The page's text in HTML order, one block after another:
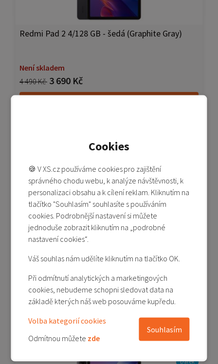
Cookies
🍪 V XS.cz používáme cookies pro zajištění
správného chodu webu, k analýze návštěvnosti, k
personalizaci obsahu a k cílení reklam. Kliknutím na
tlačítko "Souhlasím" souhlasíte s používáním
cookies. Podrobnější nastavení si můžete
jednoduše zobrazit kliknutím na „podrobné
nastavení cookies“.
Váš souhlas nám udělíte kliknutím na tlačítko OK.
Při odmítnutí analytických a marketingových
cookies, nebudeme schopni sledovat data na
základě kterých náš web posouváme kupředu.
Volba kategorií cookies
Odmítnou můžete zde
Souhlasím
Redmi Pad 2 4/128 GB - šedá (Graphite Gray)
Není skladem
4 490 Kč 3 690 Kč
Redmi Pad 2 4/128 GB - zelená (Mint Green)
Není skladem
4 490 Kč 3 690 Kč
Detail produktu
Dárek